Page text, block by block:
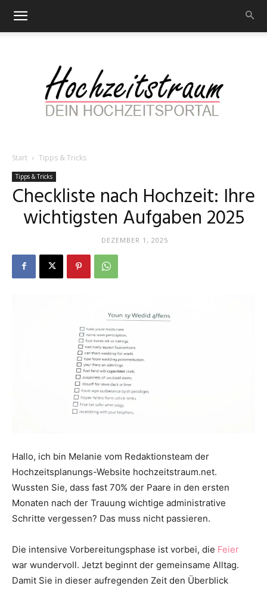
–
das
Thema
Start Tipps & Tricks
Tipps & Tricks
Checkliste nach Hochzeit: Ihre
wichtigsten Aufgaben 2025
DEZEMBER 1, 2025
Hallo, ich bin Melanie vom Redaktionsteam der
Hochzeitsplanungs-Website hochzeitstraum.net.
Wussten Sie, dass fast 70% der Paare in den ersten
Monaten nach der Trauung wichtige administrative
Schritte vergessen? Das muss nicht passieren.
Die intensive Vorbereitungsphase ist vorbei, die Feier
war wundervoll. Jetzt beginnt der gemeinsame Alltag.
Damit Sie in dieser aufregenden Zeit den Überblick